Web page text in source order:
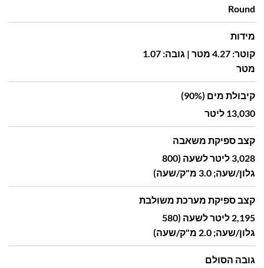
Round
מידות
קוטר: 4.27 מטר | גובה: 1.07
מטר
קיבולת מים (90%)
13,030 ליטר
קצב ספיקת משאבה
3,028 ליטר לשעה (800
גלון/שעה; 3.0 מ"ק/שעה)
קצב ספיקת מערכת משולבת
2,195 ליטר לשעה (580
גלון/שעה; 2.0 מ"ק/שעה)
גובה הסולם